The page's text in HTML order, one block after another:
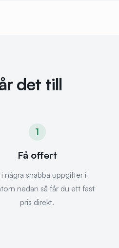
det till
1
Få offert
i några snabba uppgifter i
nedan så får du ett fast
pris direkt.